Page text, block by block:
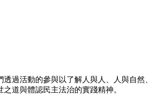
過活動的參與以了解人與人、人與自然、
道與體認民主法治的實踐精神。